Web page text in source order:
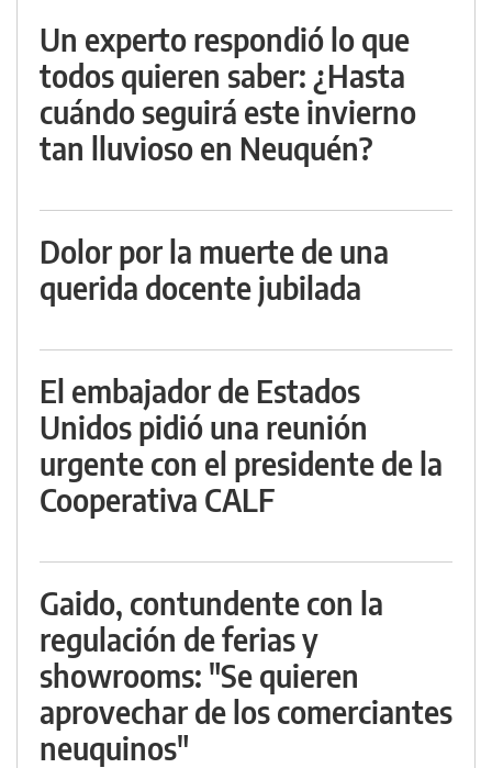
Un experto respondió lo que
todos quieren saber: ¿Hasta
cuándo seguirá este invierno
tan lluvioso en Neuquén?
Dolor por la muerte de una
querida docente jubilada
El embajador de Estados
Unidos pidió una reunión
urgente con el presidente de la
Cooperativa CALF
Gaido, contundente con la
regulación de ferias y
showrooms: "Se quieren
aprovechar de los comerciantes
neuquinos"